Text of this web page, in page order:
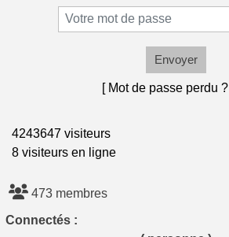
Envoyer
[ Mot de passe perdu ?
4243647 visiteurs
8 visiteurs en ligne
473 membres
Connectés :